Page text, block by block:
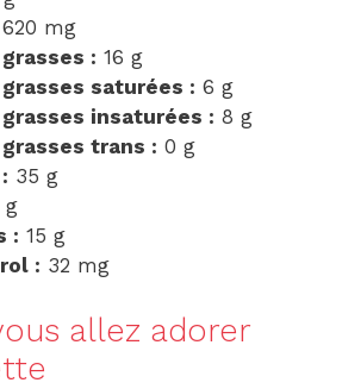
620 mg
: 16 g
saturées : 6 g
insaturées : 8 g
trans : 0 g
35 g
g
: 15 g
: 32 mg
allez adorer